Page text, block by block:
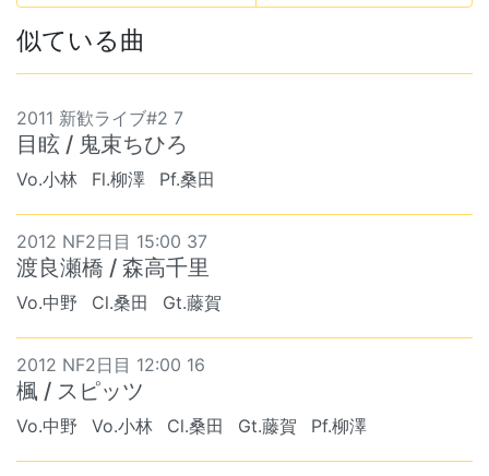
似ている曲
2011 新歓ライブ#2 7
目眩 / 鬼束ちひろ
Vo.小林 Fl.柳澤 Pf.桑田
2012 NF2日目 15:00 37
渡良瀬橋 / 森高千里
Vo.中野 Cl.桑田 Gt.藤賀
2012 NF2日目 12:00 16
楓 / スピッツ
Vo.中野 Vo.小林 Cl.桑田 Gt.藤賀 Pf.柳澤